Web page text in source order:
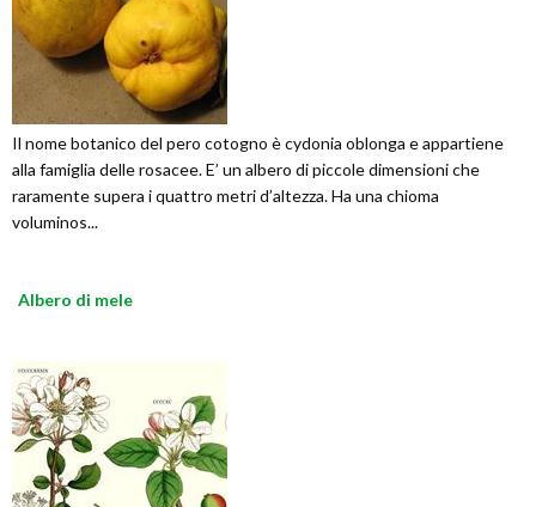
Il nome botanico del pero cotogno è cydonia oblonga e appartiene
alla famiglia delle rosacee. E’ un albero di piccole dimensioni che
raramente supera i quattro metri d’altezza. Ha una chioma
voluminos...
Albero di mele